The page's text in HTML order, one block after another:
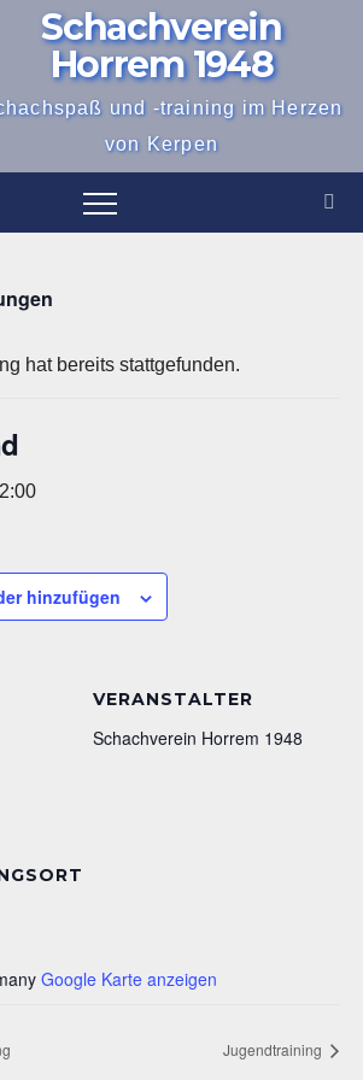
Schachverein
Horrem 1948
und -training im Herzen
von Kerpen
hat bereits stattgefunden.
hinzufügen
Google Karte anzeigen
VERANSTALTER
Schachverein Horrem 1948
Jugendtraining